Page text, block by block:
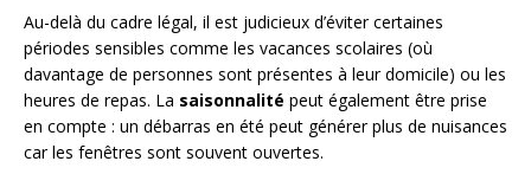
Au-delà du cadre légal, il est judicieux d’éviter certaines
périodes sensibles comme les vacances scolaires (où
davantage de personnes sont présentes à leur domicile) ou les
heures de repas. La saisonnalité peut également être prise
en compte : un débarras en été peut générer plus de nuisances
car les fenêtres sont souvent ouvertes.